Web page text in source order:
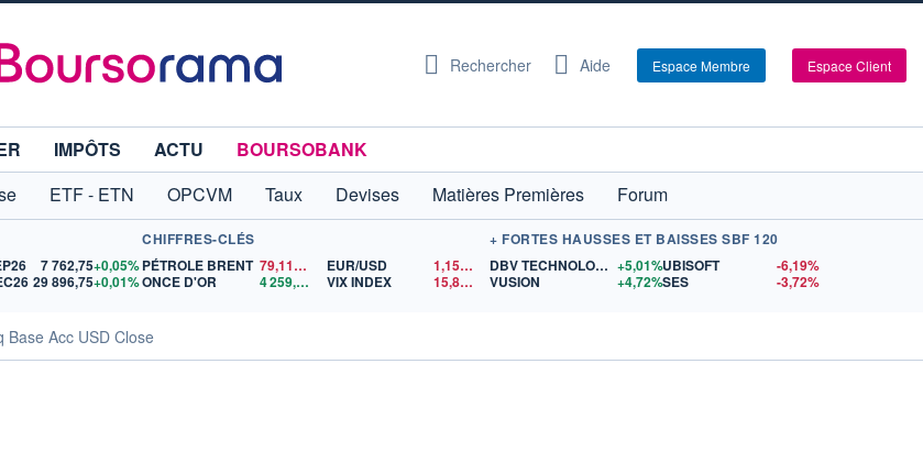
Rechercher Aide Espace Membre Espace Client
IMPÔTS ACTU
BOURSOBANK
ETF - ETN OPCVM Taux Devises Matières Premières
Forum
7 762,75+0,05%
29 896,75+0,01%
CHIFFRES-CLÉS
PÉTROLE BRENT
79,11
$US
ONCE D'OR
4 259,16 $US
EUR/USD 1,1546
$US
VIX INDEX
15,81$US
+ FORTES HAUSSES ET BAISSES SBF 120
DBV TECHNOLOGIES +5,01%
VUSION
+4,72%
UBISOFT
-6,19%
SES
-3,72%
Base Acc USD Close